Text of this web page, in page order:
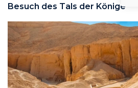
Besuch des Tals der Könige